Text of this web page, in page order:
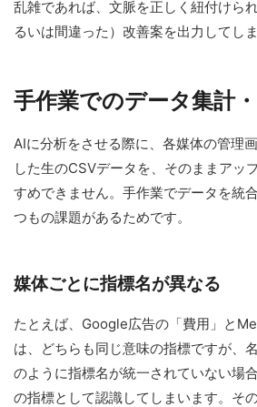
乱雑であれば、文脈を正しく紐付けら
るいは間違った）改善案を出力してしま
手作業でのデータ集計
AIに分析をさせる際に、各媒体の管理
した生のCSVデータを、そのままアッ
すめできません。手作業でデータを統
つもの課題があるためです。
媒体ごとに指標名が異なる
たとえば、Google広告の「費用」と
は、どちらも同じ意味の指標ですが、
のように指標名が統一されていない場
の指標として認識してしまいます。そ